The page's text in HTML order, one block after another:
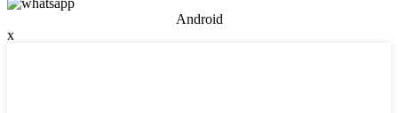
Android
x